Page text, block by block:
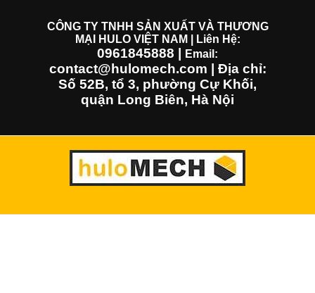
CÔNG TY TNHH SẢN XUẤT VÀ THƯƠNG
MẠI HULO VIỆT NAM | Liên Hệ:
0961845888 Email:
contact@hulomech.com | Địa chỉ:
Số 52B, tổ 3, phường Cự Khối,
quận Long Biên, Hà Nội